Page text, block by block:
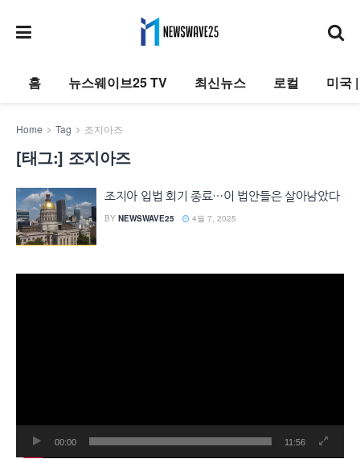
홈 뉴스웨이브25 TV 최신뉴스 로컬 미국
Home Tag 조지아즈
[태그:] 조지아즈
조지아 입법 회기 종료…이 법안들은 살아남았다
BY NEWSWAVE25 4월 7, 2025
00:00 11:56